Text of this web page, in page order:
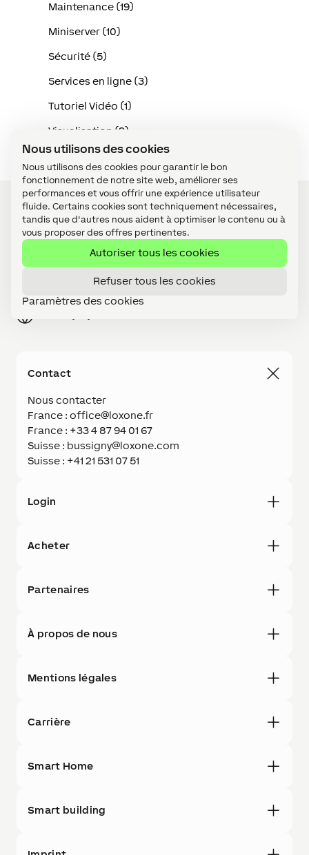
Nous utilisons des cookies
Nous utilisons des cookies pour garantir le bon
fonctionnement de notre site web, améliorer ses
performances et vous offrir une expérience utilisateur
fluide. Certains cookies sont techniquement nécessaires,
tandis que d'autres nous aident à optimiser le contenu ou à
vous proposer des offres pertinentes.
Autoriser tous les cookies
Refuser tous les cookies
Paramètres des cookies
Maintenance (19)
Miniserver (10)
Sécurité (5)
Services en ligne (3)
Tutoriel Vidéo (1)
Visualisation (9)
Devenir Partenaire
Contact
Nous contacter
France : office@loxone.fr
France : +33 4 87 94 01 67
Suisse : bussigny@loxone.com
Suisse : +41 21 531 07 51
Login
Acheter
Partenaires
À propos de nous
Mentions légales
Carrière
Smart Home
Smart building